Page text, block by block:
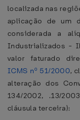
localizada nas
aplicação de um
considerada a
Industrializados -
valor faturado
ICMS nº 51/2000,
alteração dos
134/2002, .13/
cláusula terceira):